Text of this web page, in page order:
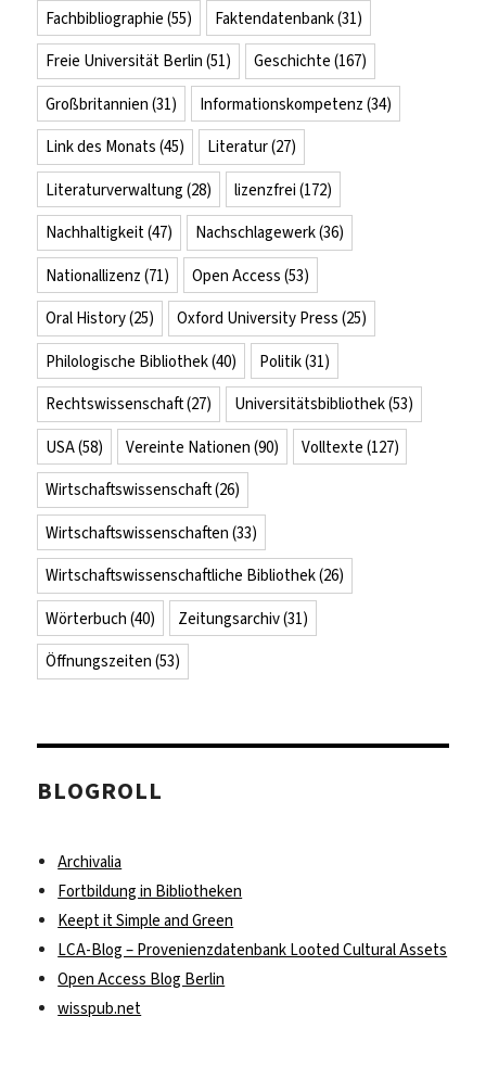
Fachbibliographie (55) Faktendatenbank(31)
Freie Universität Berlin (51) Geschichte (167)
Großbritannien (31) Informationskompetenz (34)
Link des Monats (45) Literatur(27)
Literaturverwaltung (28) lizenzfrei (172)
Nachhaltigkeit(47) Nachschlagewerk(36)
Nationallizenz (71) Open Access (53)
Oral History(25) Oxford University Press (25)
Philologische Bibliothek(40) Politik(31)
Rechtswissenschaft(27) Universitätsbibliothek(53)
USA(58) Vereinte Nationen (90) Volltexte (127)
Wirtschaftswissenschaft(26)
Wirtschaftswissenschaften (33)
Wirtschaftswissenschaftliche Bibliothek(26)
Wörterbuch (40) Zeitungsarchiv(31)
Öffnungszeiten (53)
BLOGROLL
Archivalia
Fortbildung in Bibliotheken
Keept it Simple and Green
LCA-Blog – Provenienzdatenbank Looted Cultural Assets
Open Access Blog Berlin
wisspub.net